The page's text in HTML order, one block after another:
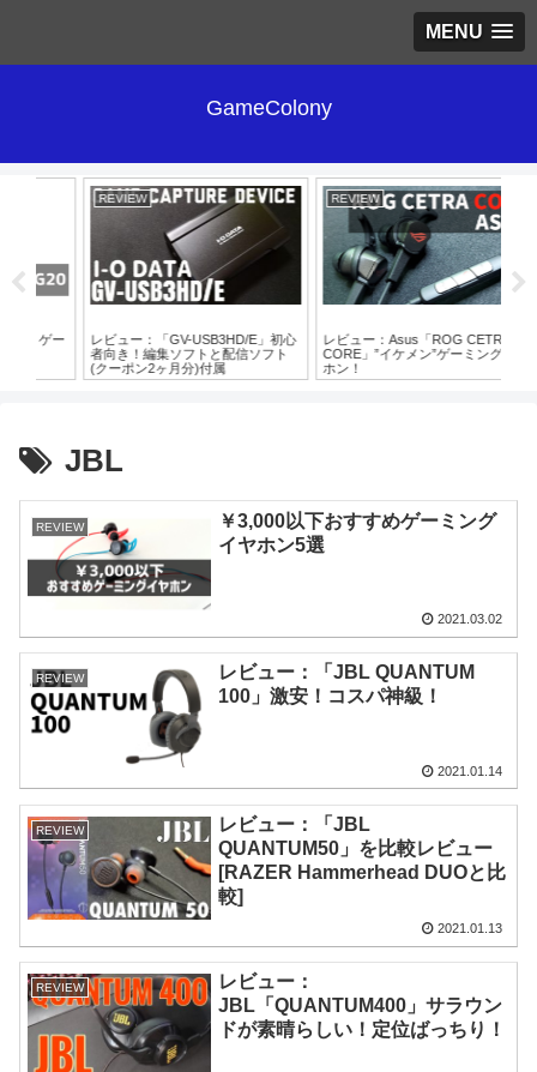
MENU
GameColony
REVIEW
レビュー：「GV-USB3HD/E」初心
者向き！編集ソフトと配信ソフト
(クーポン2ヶ月分)付属
REVIEW
レビュー：Asus「ROG CETRA
CORE」”イケメン”ゲーミングイヤ
JBL
REVIEW
￥3,000以下おすすめゲーミング
イヤホン5選
2021.03.02
REVIEW
レビュー：「JBL QUANTUM
100」激安！コスパ神級！
2021.01.14
REVIEW
レビュー：「JBL
QUANTUM50」を比較レビュー
[RAZER Hammerhead DUOと比
較]
2021.01.13
REVIEW
レビュー：
JBL「QUANTUM400」サラウン
ドが素晴らしい！定位ばっちり！